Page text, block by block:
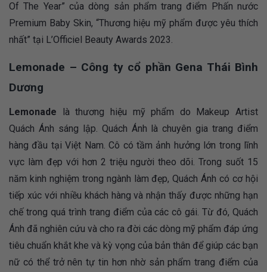
Of The Year” của dòng sản phẩm trang điểm Phấn nước
Premium Baby Skin, “Thương hiệu mỹ phẩm được yêu thích
nhất” tại L’Officiel Beauty Awards 2023.
Lemonade – Công ty cổ phần Gena Thái Bình
Dương
Lemonade là thương hiệu mỹ phẩm do Makeup Artist
Quách Ánh sáng lập. Quách Ánh là chuyên gia trang điểm
hàng đầu tại Việt Nam. Cô có tầm ảnh hưởng lớn trong lĩnh
vực làm đẹp với hơn 2 triệu người theo dõi. Trong suốt 15
năm kinh nghiệm trong ngành làm đẹp, Quách Ánh có cơ hội
tiếp xúc với nhiều khách hàng và nhận thấy được những hạn
chế trong quá trình trang điểm của các cô gái. Từ đó, Quách
Ánh đã nghiên cứu và cho ra đời các dòng mỹ phẩm đáp ứng
tiêu chuẩn khắt khe và kỳ vọng của bản thân để giúp các bạn
nữ có thể trở nên tự tin hơn nhờ sản phẩm trang điểm của